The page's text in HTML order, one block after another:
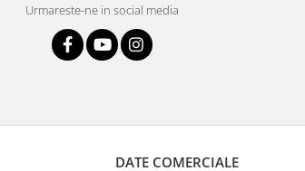
Urmareste-ne in social media
DATE COMERCIALE